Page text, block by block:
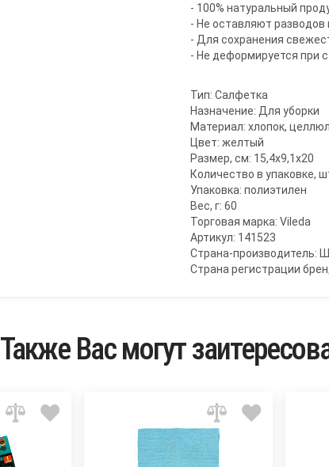
- 100% натуральный
- Не оставляют разводов
- Для сохранения
- Не деформируется при
Тип: Салфетка
Назначение: Для уборки
Материал: хлопок,
Цвет: желтый
Размер, см: 15,4х9,1x20
Количество в упаковке,
Упаковка: полиэтилен
Вес, г: 60
Торговая марка: Vileda
Артикул: 141523
Страна-производитель:
Страна регистрации
Также Вас могут